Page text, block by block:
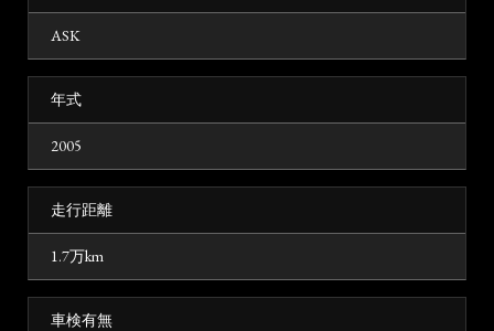
ASK
年式
2005
走行距離
1.7万km
車検有無